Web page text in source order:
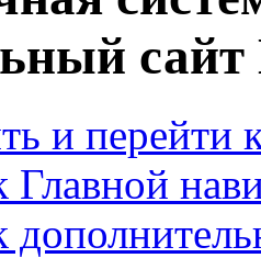
и перейти
Главной